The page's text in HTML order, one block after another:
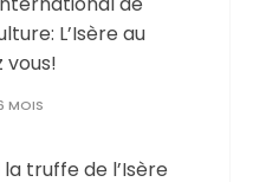
L’Isère au
vous!
MOIS
truffe de l’Isère